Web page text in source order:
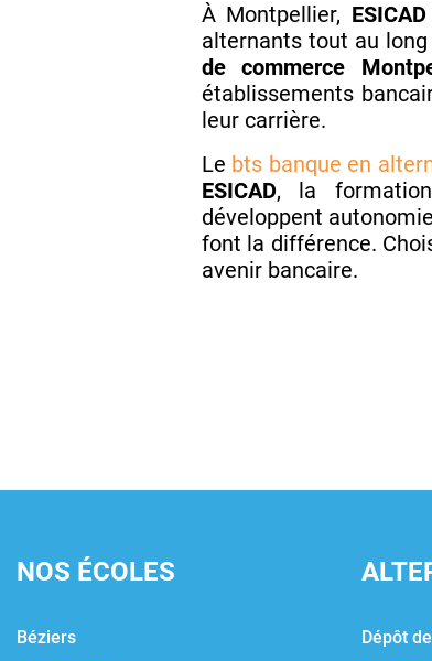
À Montpellier, ESICAD
alternants tout au
de commerce
établissements
leur carrière.
Le bts banque en
ESICAD, la
développent
font la différence.
avenir bancaire.
NOS ÉCOLES
Béziers
Dépôt